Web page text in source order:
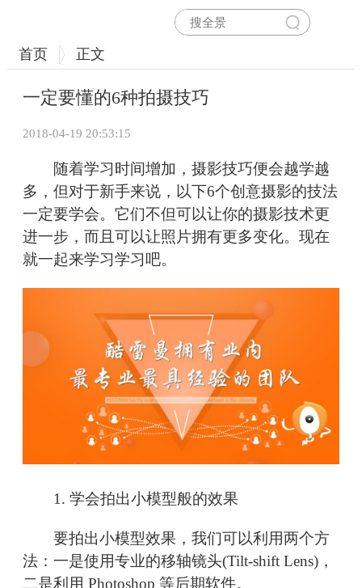
首页 正文
一定要懂的6种拍摄技巧
2018-04-19 20:53:15
随着学习时间增加，摄影技巧便会越学越
多，但对于新手来说，以下6个创意摄影的技法
一定要学会。它们不但可以让你的摄影技术更
进一步，而且可以让照片拥有更多变化。现在
就一起来学习学习吧。
1. 学会拍出小模型般的效果
要拍出小模型效果，我们可以利用两个方
法：一是使用专业的移轴镜头(Tilt-shift Lens)，
二是利用 Photoshop 等后期软件。